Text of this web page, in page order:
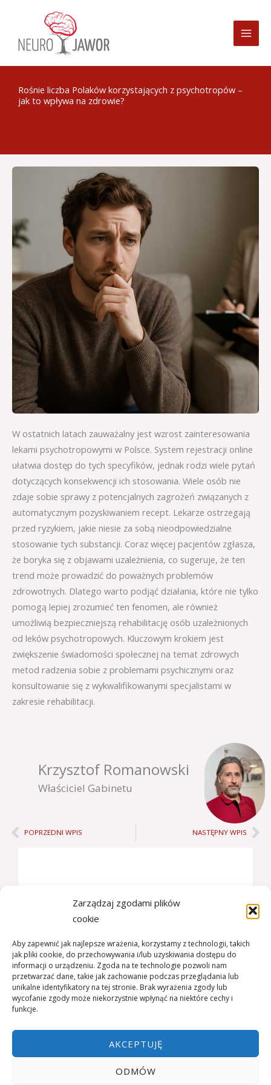
Zarządzaj zgodami plików
cookie
Aby zapewnić jak najlepsze wrażenia, korzystamy z technologii, takich
jak pliki cookie, do przechowywania i/lub uzyskiwania dostępu do
informacji o urządzeniu. Zgoda na te technologie pozwoli nam
przetwarzać dane, takie jak zachowanie podczas przeglądania lub
unikalne identyfikatory na tej stronie. Brak wyrażenia zgody lub
wycofanie zgody może niekorzystnie wpłynąć na niektóre cechy i
funkcje.
AKCEPTUJĘ
ODMÓW
treści
Rośnie liczba Polaków korzystających z psychotropów –
jak to wpływa na zdrowie?
W ostatnich latach zauważalny jest wzrost zainteresowania
lekami psychotropowymi w Polsce. System rejestracji online
ułatwia dostęp do tych specyfików, jednak rodzi wiele pytań
dotyczących konsekwencji ich stosowania. Wiele osób nie
zdaje sobie sprawy z potencjalnych zagrożeń związanych z
automatycznym pozyskiwaniem recept. Lekarze ostrzegają
przed ryzykiem, jakie niesie za sobą nieodpowiedzialne
stosowanie tych substancji. Coraz więcej pacjentów zgłasza,
że boryka się z objawami uzależnienia, co sugeruje, że ten
trend może prowadzić do poważnych problemów
zdrowotnych. Dlatego warto podjąć działania, które nie tylko
pomogą lepiej zrozumieć ten fenomen, ale również
umożliwią bezpieczniejszą rehabilitację osób uzależnionych
od leków psychotropowych. Kluczowym krokiem jest
zwiększenie świadomości społecznej na temat zdrowych
metod radzenia sobie z problemami psychicznymi oraz
konsultowanie się z wykwalifikowanymi specjalistami w
zakresie rehabilitacji.
Krzysztof Romanowski
Właściciel Gabinetu
Prev
POPRZEDNI WPIS NASTĘPNY WPIS
+48 509-339-161
Jaworze, ul. Turystyczna 33
Godziny otwarcia: